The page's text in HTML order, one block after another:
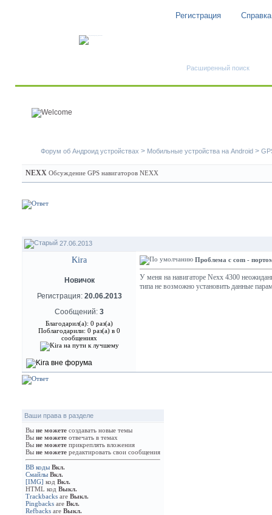
Регистрация Справка
Расширенный поиск
Форум об Андроид устройствах > Мобильные устройства на Android >
NEXX Обсуждение GPS навигаторов NEXX
27.06.2013
Kira
Новичок
Регистрация: 20.06.2013
Сообщений: 3
Благодарил(а): 0 раз(а)
Поблагодарили: 0 раз(а) в 0
сообщениях
Проблема с com -
У меня на навигаторе Nexx 4300
типа не возможно установить данные
Ваши права в разделе
Вы не можете создавать новые темы
Вы не можете отвечать в темах
Вы не можете прикреплять вложения
Вы не можете редактировать свои сообщения
BB коды Вкл.
Смайлы Вкл.
[IMG] код Вкл.
HTML код Выкл.
Trackbacks are Выкл.
Pingbacks are Вкл.
Refbacks are Выкл.